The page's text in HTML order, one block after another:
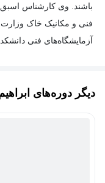
باشند. وی کارشناس اسبق
فنی و مکانیک خاک
آزمایشگاه‌های فنی
معادلات دیفرانسیل،
دیگر دوره‌های